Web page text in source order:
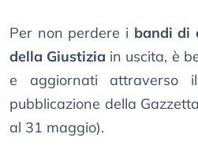
Per non perdere i bandi di
della Giustizia in uscita, è
e aggiornati attraverso
pubblicazione della
al 31 maggio).